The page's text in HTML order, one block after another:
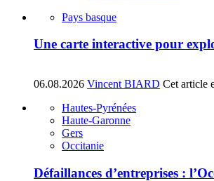
Pays basque
Une carte interactive pour
06.08.2026 Vincent BIARD Cet article
Hautes-Pyrénées
Haute-Garonne
Gers
Occitanie
Défaillances d’entreprises :